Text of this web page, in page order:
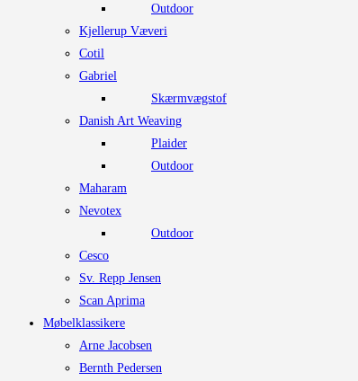
Outdoor
Kjellerup Væveri
Cotil
Gabriel
Skærmvægstof
Danish Art Weaving
Plaider
Outdoor
Maharam
Nevotex
Outdoor
Cesco
Sv. Repp Jensen
Scan Aprima
Møbelklassikere
Arne Jacobsen
Bernth Pedersen